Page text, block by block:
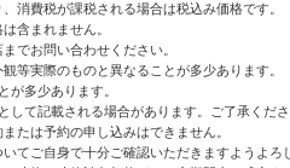
消費税が課税される場合は税込み価格です。
含まれません。
でお問い合わせください。
等実際のものと異なることが多少あります。
が多少あります。
して記載される場合があります。ご了承くだ
たは予約の申し込みはできません。
てご自身で十分ご確認いただきますようよろ